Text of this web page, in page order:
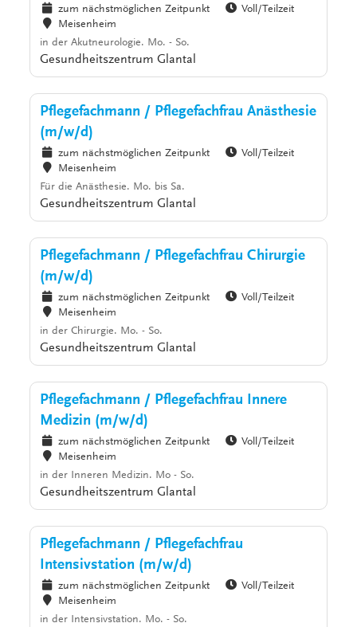
zum nächstmöglichen Zeitpunkt
Voll/Teilzeit
Meisenheim
in der Akutneurologie. Mo. - So.
Gesundheitszentrum Glantal
Pflegefachmann / Pflegefachfrau Anästhesie
(m/w/d)
zum nächstmöglichen Zeitpunkt
Voll/Teilzeit
Meisenheim
Für die Anästhesie. Mo. bis Sa.
Gesundheitszentrum Glantal
Pflegefachmann / Pflegefachfrau Chirurgie
(m/w/d)
zum nächstmöglichen Zeitpunkt
Voll/Teilzeit
Meisenheim
in der Chirurgie. Mo. - So.
Gesundheitszentrum Glantal
Pflegefachmann / Pflegefachfrau Innere
Medizin (m/w/d)
zum nächstmöglichen Zeitpunkt
Voll/Teilzeit
Meisenheim
in der Inneren Medizin. Mo - So.
Gesundheitszentrum Glantal
Pflegefachmann / Pflegefachfrau
Intensivstation (m/w/d)
zum nächstmöglichen Zeitpunkt
Voll/Teilzeit
Meisenheim
in der Intensivstation. Mo. - So.